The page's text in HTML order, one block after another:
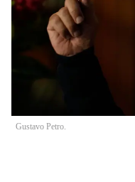
Gustavo Petro.